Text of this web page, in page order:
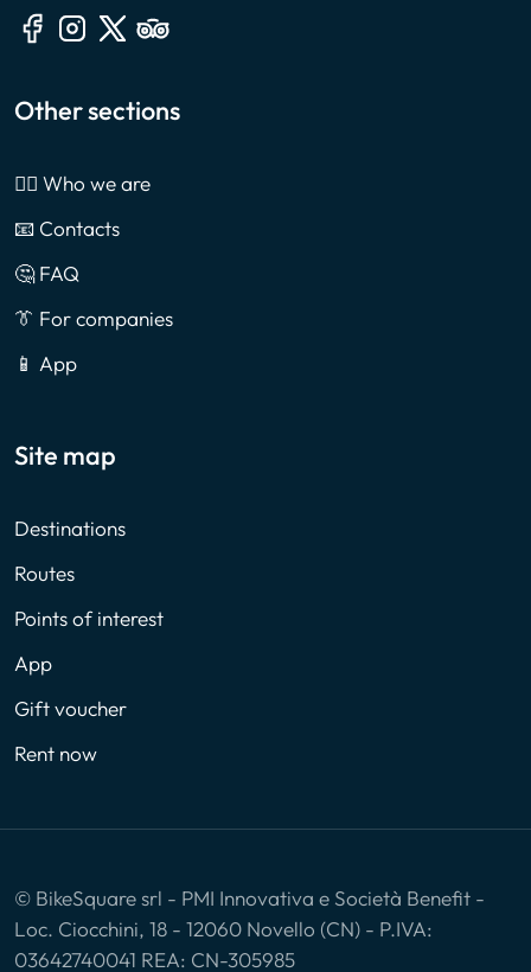
Other sections
🙎‍♂️ Who we are
📧 Contacts
🤔 FAQ
👔 For companies
📱 App
Site map
Destinations
Routes
Points of interest
App
Gift voucher
Rent now
© BikeSquare srl - PMI Innovativa e Società Benefit -
Loc. Ciocchini, 18 - 12060 Novello (CN) - P.IVA:
03642740041 REA: CN-305985